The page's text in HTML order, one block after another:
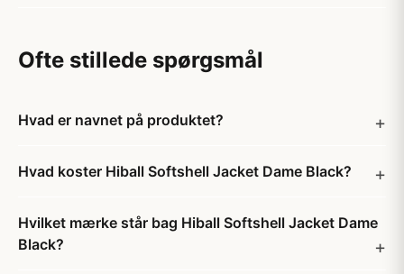
Ofte stillede spørgsmål
Hvad er navnet på produktet?
Hvad koster Hiball Softshell Jacket Dame Black?
Hvilket mærke står bag Hiball Softshell Jacket Dame
Black?